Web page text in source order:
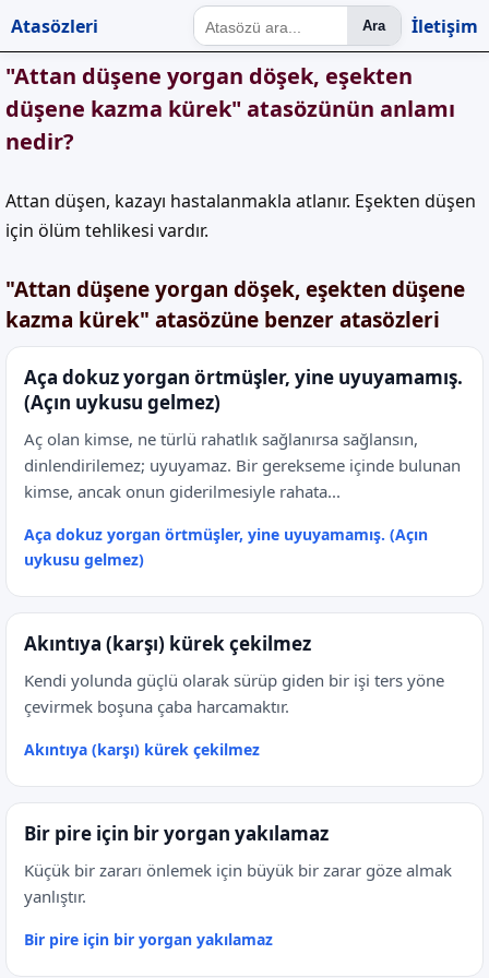
Atasözleri Ara İletişim
"Attan düşene yorgan döşek, eşekten
düşene kazma kürek" atasözünün anlamı
nedir?
Attan düşen, kazayı hastalanmakla atlanır. Eşekten düşen
için ölüm tehlikesi vardır.
"Attan düşene yorgan döşek, eşekten düşene
kazma kürek" atasözüne benzer atasözleri
Aça dokuz yorgan örtmüşler, yine uyuyamamış.
(Açın uykusu gelmez)
Aç olan kimse, ne türlü rahatlık sağlanırsa sağlansın,
dinlendirilemez; uyuyamaz. Bir gerekseme içinde bulunan
kimse, ancak onun giderilmesiyle rahata...
Aça dokuz yorgan örtmüşler, yine uyuyamamış. (Açın
uykusu gelmez)
Akıntıya (karşı) kürek çekilmez
Kendi yolunda güçlü olarak sürüp giden bir işi ters yöne
çevirmek boşuna çaba harcamaktır.
Akıntıya (karşı) kürek çekilmez
Bir pire için bir yorgan yakılamaz
Küçük bir zararı önlemek için büyük bir zarar göze almak
yanlıştır.
Bir pire için bir yorgan yakılamaz